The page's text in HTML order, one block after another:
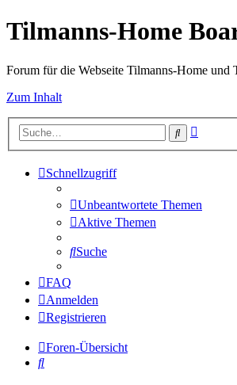
Tilmanns-Home
Forum für die Webseite Tilmanns-Home und
Zum Inhalt
Suche
Schnellzugriff
Unbeantwortete Themen
Aktive Themen
Suche
FAQ
Anmelden
Registrieren
Foren-Übersicht
Suche